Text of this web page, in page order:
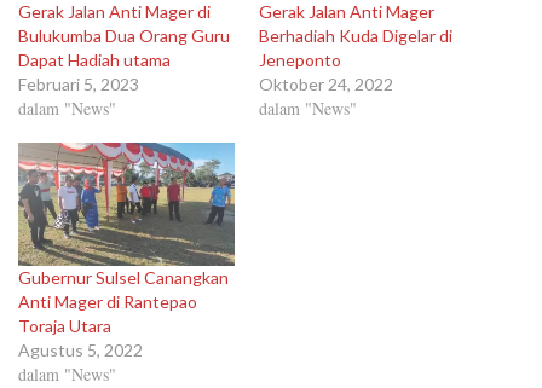
Gerak Jalan Anti Mager di
Bulukumba Dua Orang Guru
Dapat Hadiah utama
Februari 5, 2023
dalam "News"
Gerak Jalan Anti Mager
Berhadiah Kuda Digelar di
Jeneponto
Oktober 24, 2022
dalam "News"
Gubernur Sulsel Canangkan
Anti Mager di Rantepao
Toraja Utara
Agustus 5, 2022
dalam "News"